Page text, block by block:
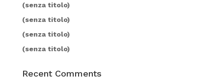
(senza titolo)
(senza titolo)
(senza titolo)
(senza titolo)
Recent Comments